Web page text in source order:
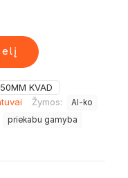
KVAD
Žymos:
Al-ko
priekabu gamyba